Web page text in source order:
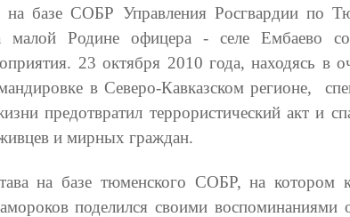
на базе СОБР Управления Росгвардии по
малой Родине офицера - селе Ембаево
23 октября 2010 года, находясь в
в Северо-Кавказском регионе,
предотвратил террористический акт и
и мирных граждан.
на базе тюменского СОБР, на котором
поделился своими воспоминаниями